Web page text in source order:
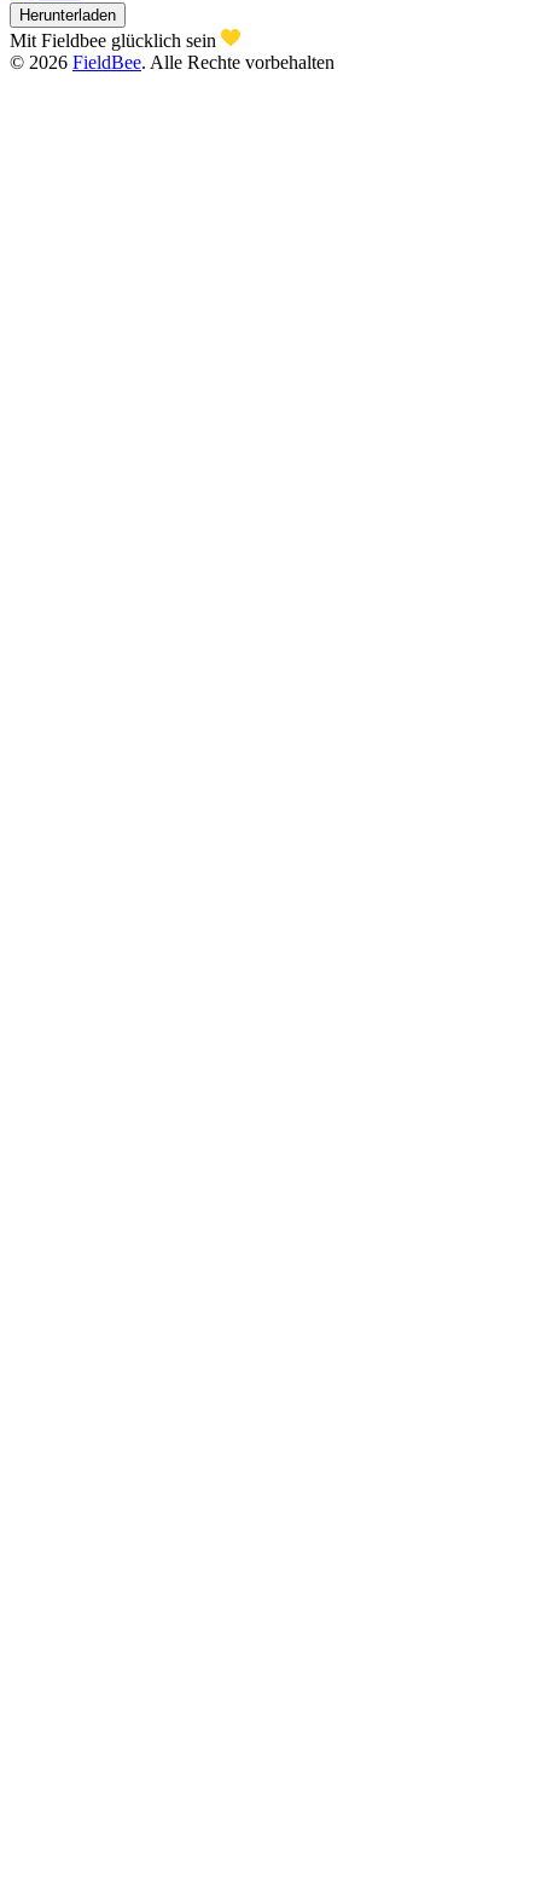
Herunterladen
Mit Fieldbee glücklich sein
© 2026 FieldBee. Alle Rechte vorbehalten